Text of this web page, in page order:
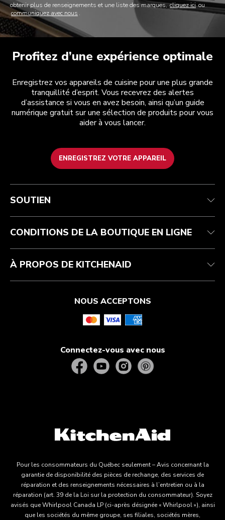
obtenir plus de renseignements et une liste des marques,cliquez iciou
communiquez avec nous .
Profitez d’une expérience optimale
Enregistrez vos appareils de cuisine pour une plus grande
tranquillité d’esprit. Vous recevrez des alertes
d’assistance si vous en avez besoin, ainsi qu’un guide
numérique gratuit sur une sélection de produits pour vous
aider à vous lancer.
ENREGISTREZ VOTRE APPAREIL
Service après-vente
Contactez-nous
Réparation autorisée
Résidents du Québec
Conditions d’utilisation
Retours et remboursements
Aide relative au produit
La marque
Affiliation
SOUTIEN
CONDITIONS DE LA BOUTIQUE EN LIGNE
À PROPOS DE KITCHENAID
NOUS ACCEPTONS
Connectez-vous avec nous
Pour les consommateurs du Québec seulement – Avis concernant la
garantie de disponibilité des pièces de rechange, des services de
réparation et des renseignements nécessaires à l’entretien ou à la
réparation (art. 39 de la Loi sur la protection du consommateur). Soyez
avisés que Whirlpool Canada LP (ci-après désignée « Whirlpool »), ainsi
que les sociétés du même groupe, ses filiales, sociétés mères,